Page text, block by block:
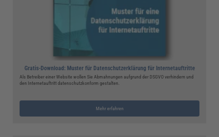
Gratis-Download: Muster für Datenschutzerklärung für Internetauftritte
Als Betreiber einer Website wollen Sie Abmahnungen aufgrund der DSGVO verhindern und
den Internetauftritt datenschutzkonform gestalten.
Mehr erfahren